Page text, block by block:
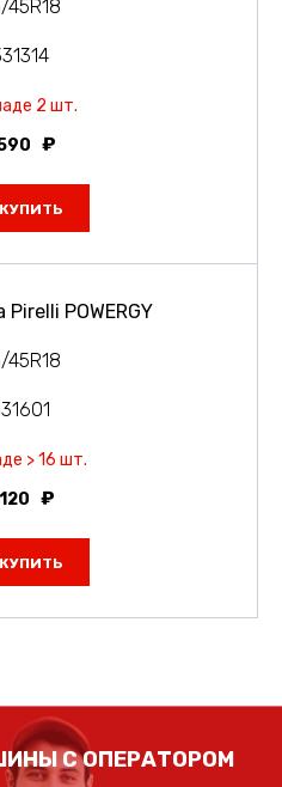
45R18
2 шт.
КУПИТЬ
POWERGY
45R18
> 16 шт.
КУПИТЬ
С ОПЕРАТОРОМ